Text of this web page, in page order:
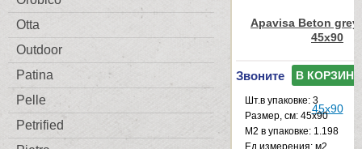
Otta
Outdoor
Patina
Pelle
Petrified
Apavisa Beton
45x90
Звоните В КОРЗИНУ
Шт.в упаковке: 3
Размер, см: 45x90
М2 в упаковке: 1.198
Ед.измерения: м2